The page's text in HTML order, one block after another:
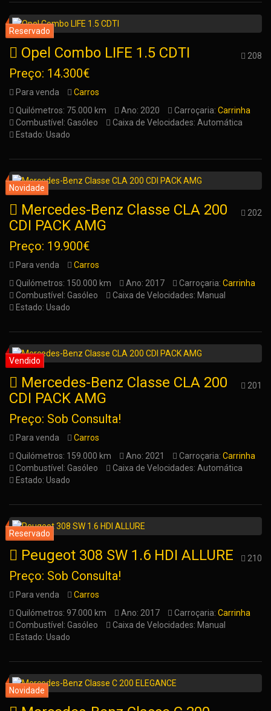
208
Opel Combo LIFE 1.5 CDTI
Preço: 14.300€
Para venda
Carros
Quilómetros: 75.000 km
Ano: 2020 Carroçaria: Carrinha
Combustível: Gasóleo
Caixa de Velocidades: Automática
Estado: Usado
202
Mercedes-Benz Classe CLA 200
CDI PACK AMG
Preço: 19.900€
Para venda
Carros
Quilómetros: 150.000 km
Ano: 2017 Carroçaria: Carrinha
Combustível: Gasóleo
Caixa de Velocidades: Manual
Estado: Usado
201
Mercedes-Benz Classe CLA 200
CDI PACK AMG
Preço: Sob Consulta!
Para venda
Carros
Quilómetros: 159.000 km
Ano: 2021 Carroçaria: Carrinha
Combustível: Gasóleo
Caixa de Velocidades: Automática
Estado: Usado
210
Peugeot 308 SW 1.6 HDI ALLURE
Preço: Sob Consulta!
Para venda
Carros
Quilómetros: 97.000 km
Ano: 2017 Carroçaria: Carrinha
Combustível: Gasóleo
Caixa de Velocidades: Manual
Estado: Usado